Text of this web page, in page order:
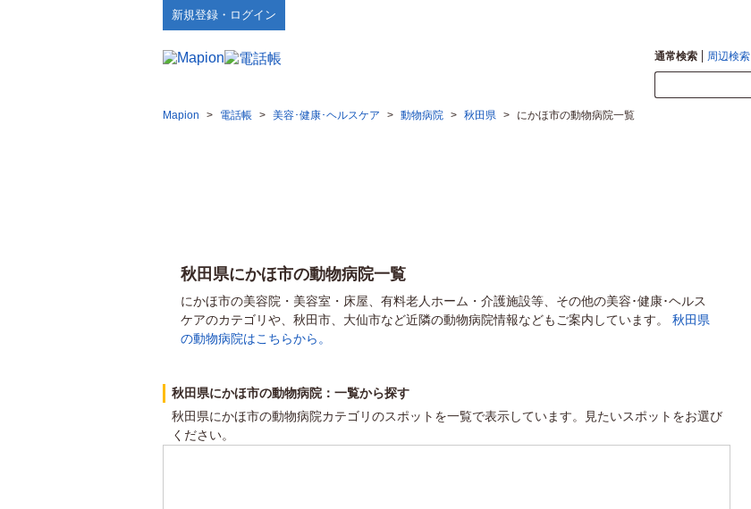
新規登録・ログイン
通常検索 周辺検索
Mapion > 電話帳 > 美容･健康･ヘルスケア > 動物病院 > 秋田県 > にかほ市の動物病院一覧
秋田県にかほ市の動物病院一覧
にかほ市の美容院・美容室・床屋、有料老人ホーム・介護施設等、その他の美容･健康･ヘルス
ケアのカテゴリや、秋田市、大仙市など近隣の動物病院情報などもご案内しています。 秋田県
の動物病院はこちらから。
秋田県にかほ市の動物病院：一覧から探す
秋田県にかほ市の動物病院カテゴリのスポットを一覧で表示しています。見たいスポットをお選び
ください。